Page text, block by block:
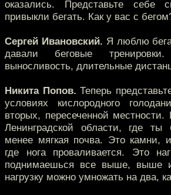
оказались. Представьте себе
привыкли бегать. Как у вас с
Сергей Ивановский. Я люблю
давали беговые
выносливость, длительные
Никита Попов. Теперь
условиях кислородного
вторых, пересеченной
Ленинградской области, где
менее мягкая почва. Это камни,
где нога проваливается. Это
поднимаешься все выше,
нагрузку можно умножать на два,